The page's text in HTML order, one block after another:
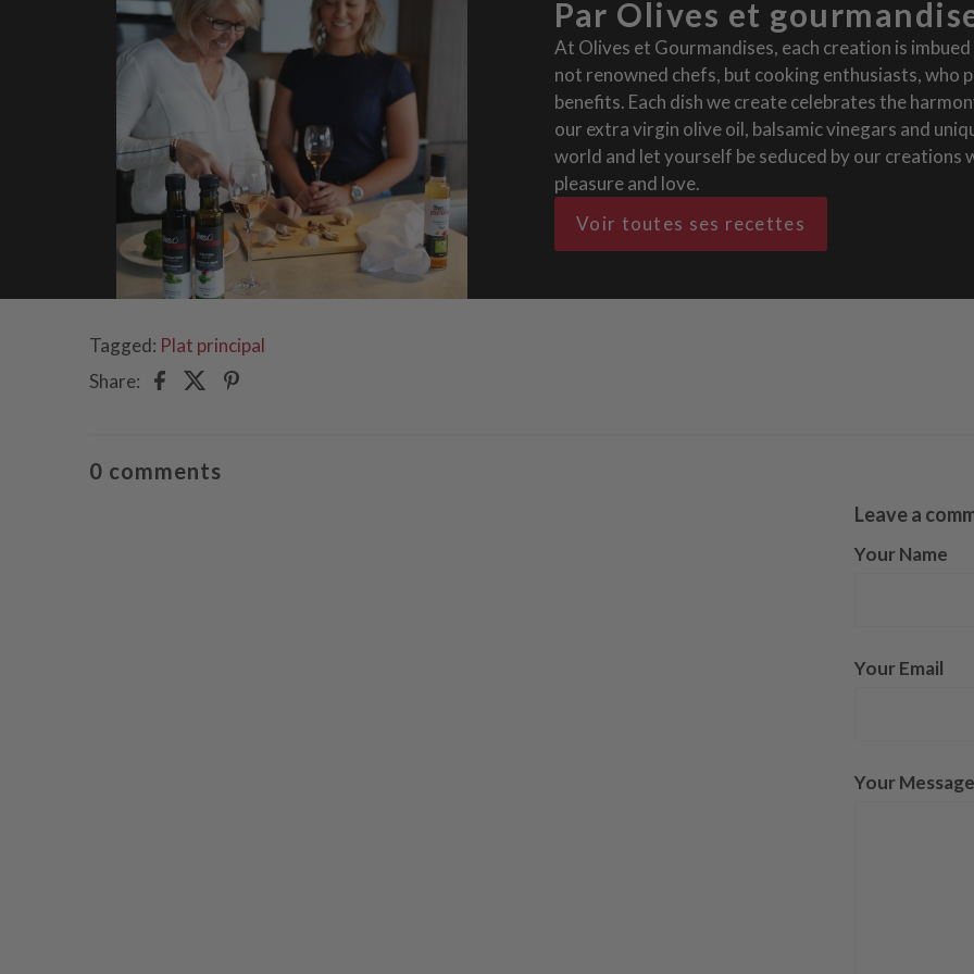
Par Olives et
At Olives et Gourmandises, each creation is
not renowned chefs, but cooking enthusiasts,
benefits. Each dish we create celebrates the
our extra virgin olive oil, balsamic vinegars and
world and let yourself be seduced by our creations
pleasure and love.
Voir toutes ses recettes
Tagged: Plat principal
Share:
0 comments
Leave a
Your Name
Your Email
Your Message